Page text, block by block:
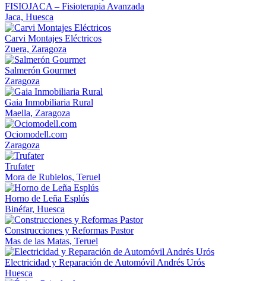
FISIOJACA – Fisioterapia Avanzada
Jaca, Huesca
Carvi Montajes Eléctricos
Zuera, Zaragoza
Salmerón Gourmet
Zaragoza
Gaia Inmobiliaria Rural
Maella, Zaragoza
Ociomodell.com
Zaragoza
Trufater
Mora de Rubielos, Teruel
Horno de Leña Esplús
Binéfar, Huesca
Construcciones y Reformas Pastor
Mas de las Matas, Teruel
Electricidad y Reparación de Automóvil Andrés Urós
Huesca